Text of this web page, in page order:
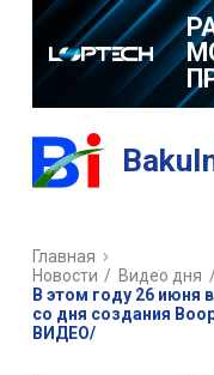
Главная
Новости / Видео дня /
В этом году 26 июня
со дня создания
ВИДЕО/